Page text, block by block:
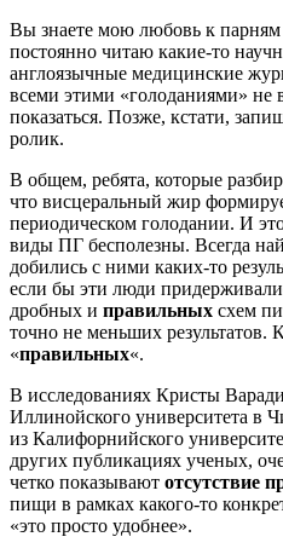
Вы знаете мою любовь к парням
постоянно читаю какие-то
англоязычные медицинские
всеми этими «голоданиями» не
показаться. Позже, кстати,
ролик.
В общем, ребята, которые
что висцеральный жир
периодическом голодании. И
виды ПГ бесполезны. Всегда
добились с ними каких-то
если бы эти люди
дробных и правильных схем
точно не меньших результатов.
«правильных«.
В исследованиях Кристы
Иллинойского университета в
из Калифорнийского
других публикациях ученых,
четко показывают отсутствие
пищи в рамках какого-то
«это просто удобнее».